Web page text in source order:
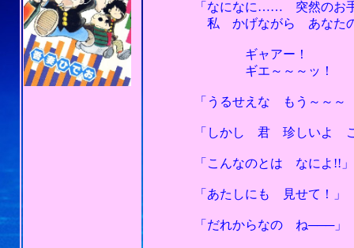
「なになに…… 突然のお手紙
私 かげながら あなたの
ギャアー！
ギエ～～～ッ！
「うるせえな もう～～～
「しかし 君 珍しいよ こん
「こんなのとは なによ!!」
「あたしにも 見せて！」
「だれからなの ね───」